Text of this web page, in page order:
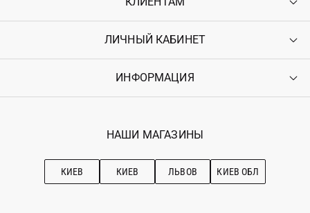
Контакты
Возврат
Гарантия
ЛИЧНЫЙ КАБИНЕТ
Войти
Ostriv Club+
ИНФОРМАЦИЯ
Наши магазини
Рекомендации по уходу
НАШИ МАГАЗИНЫ
КИЕВ КИЕВ ЛЬВОВ КИЕВ ОБЛ